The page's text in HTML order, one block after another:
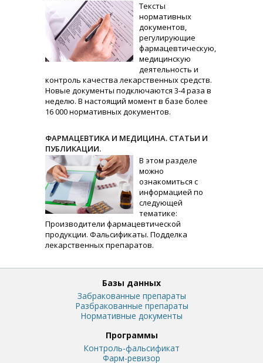
Тексты
нормативных
документов,
регулирующие
фармацевтическую,
медицинскую
деятельность и
контроль качества лекарственных средств.
Новые документы подключаются 3-4 раза в
неделю. В настоящий момент в базе более
16 000 нормативных документов.
ФАРМАЦЕВТИКА И МЕДИЦИНА. СТАТЬИ И
ПУБЛИКАЦИИ.
В этом разделе
можно
ознакомиться с
информацией по
следующей
тематике:
Производители фармацевтической
продукции. Фальсификаты. Подделка
лекарственных препаратов.
Базы данных
Забракованные препараты
Разбракованные препараты
Нормативные документы
Программы
Контроль-фальсификат
Фарм-ревизор